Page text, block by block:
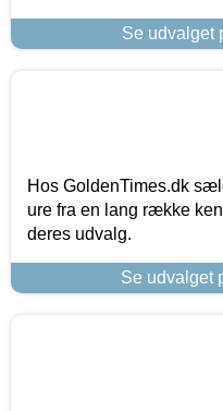
Se udvalget
Hos GoldenTimes.dk
ure fra en lang række
deres udvalg.
Se udvalget